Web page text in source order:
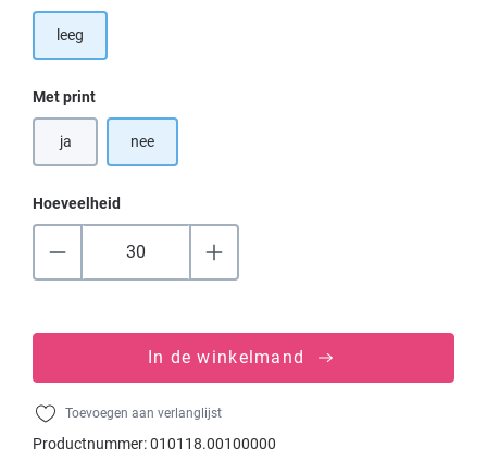
leeg
Selecteer
Met print
ja nee
Hoeveelheid
In de winkelmand
Toevoegen aan verlanglijst
Productnummer:010118.00100000